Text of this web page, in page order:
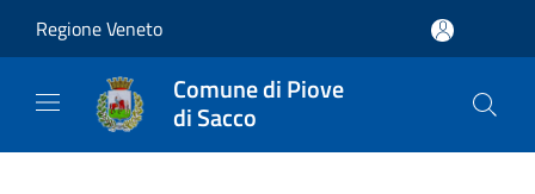
Regione Veneto
Comune di Piove
di Sacco